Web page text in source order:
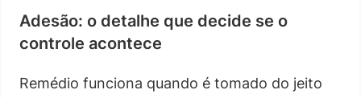
Adesão: o detalhe que decide se o
controle acontece
Remédio funciona quando é tomado do jeito